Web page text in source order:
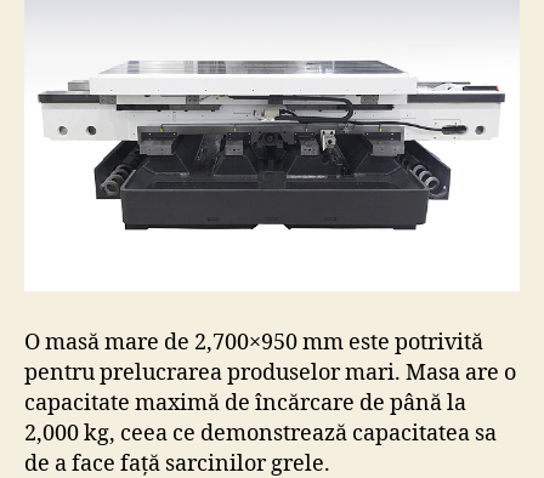
O masă mare de 2,700×950 mm este potrivită
pentru prelucrarea produselor mari. Masa are o
capacitate maximă de încărcare de până la
2,000 kg, ceea ce demonstrează capacitatea sa
de a face față sarcinilor grele.